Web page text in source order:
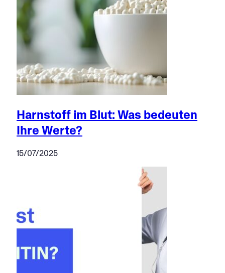
Harnstoff im Blut: Was bedeuten
Ihre Werte?
15/07/2025